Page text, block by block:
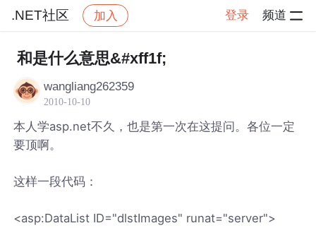
.NET社区 加入 登录 频道
社区 .NET社区 帖子详情
和是什么意思&#xff1f;
wangliang262359
2010-10-10
本人学asp.net不久，也是第一次在这提问。各位一定
要顶啊。
这样一段代码：
<asp:DataList ID="dlstImages" runat="server">